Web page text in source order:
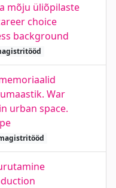
mõju üliõpilaste
choice
background
War
urban space.